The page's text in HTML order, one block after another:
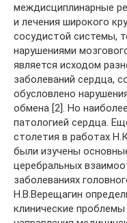
междисциплинарные
и лечения широкого
сосудистой системы,
нарушениями
является исходом
заболеваний сердца,
обусловлено
обмена [2]. Но
патологией сердца.
столетия в работах
были изучены
церебральных
заболеваниях
Н.В.Верещагин
клинические проблемы